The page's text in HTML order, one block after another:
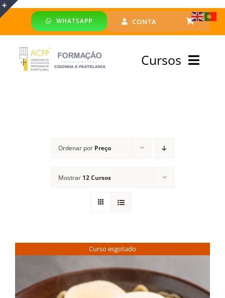
Skip
WHATSAPP CONTA
Cursos
Financiado
Ordenar por Preço
Mostrar 12 Cursos
Curso esgotado